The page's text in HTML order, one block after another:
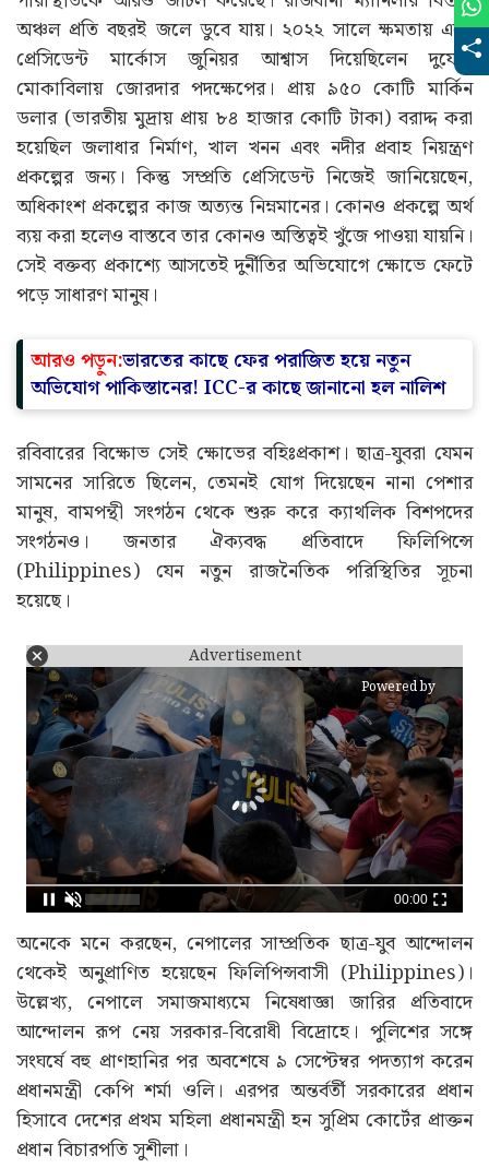
অঞ্চল প্রতি বছরই জলে ডুবে যায়। ২০২২ সালে ক্ষমতায় এসে
প্রেসিডেন্ট মার্কোস জুনিয়র আশ্বাস দিয়েছিলেন দুর্যোগ
মোকাবিলায় জোরদার পদক্ষেপের। প্রায় ৯৫০ কোটি মার্কিন
ডলার (ভারতীয় মুদ্রায় প্রায় ৮৪ হাজার কোটি টাকা) বরাদ্দ করা
হয়েছিল জলাধার নির্মাণ, খাল খনন এবং নদীর প্রবাহ নিয়ন্ত্রণ
প্রকল্পের জন্য। কিন্তু সম্প্রতি প্রেসিডেন্ট নিজেই জানিয়েছেন,
অধিকাংশ প্রকল্পের কাজ অত্যন্ত নিম্নমানের। কোনও প্রকল্পে অর্থ
ব্যয় করা হলেও বাস্তবে তার কোনও অস্তিত্বই খুঁজে পাওয়া যায়নি।
সেই বক্তব্য প্রকাশ্যে আসতেই দুর্নীতির অভিযোগে ক্ষোভে ফেটে
পড়ে সাধারণ মানুষ।
আরও পড়ুন:ভারতের কাছে ফের পরাজিত হয়ে নতুন
অভিযোগ পাকিস্তানের! ICC-র কাছে জানানো হল নালিশ
রবিবারের বিক্ষোভ সেই ক্ষোভের বহিঃপ্রকাশ। ছাত্র-যুবরা যেমন
সামনের সারিতে ছিলেন, তেমনই যোগ দিয়েছেন নানা পেশার
মানুষ, বামপন্থী সংগঠন থেকে শুরু করে ক্যাথলিক বিশপদের
সংগঠনও। জনতার ঐক্যবদ্ধ প্রতিবাদে ফিলিপিন্সে
(Philippines) যেন নতুন রাজনৈতিক পরিস্থিতির সূচনা
হয়েছে।
Advertisement
Powered by
00:00
অনেকে মনে করছেন, নেপালের সাম্প্রতিক ছাত্র-যুব আন্দোলন
থেকেই অনুপ্রাণিত হয়েছেন ফিলিপিন্সবাসী (Philippines)।
উল্লেখ্য, নেপালে সমাজমাধ্যমে নিষেধাজ্ঞা জারির প্রতিবাদে
আন্দোলন রূপ নেয় সরকার-বিরোধী বিদ্রোহে। পুলিশের সঙ্গে
সংঘর্ষে বহু প্রাণহানির পর অবশেষে ৯ সেপ্টেম্বর পদত্যাগ করেন
প্রধানমন্ত্রী কেপি শর্মা ওলি। এরপর অন্তর্বর্তী সরকারের প্রধান
হিসাবে দেশের প্রথম মহিলা প্রধানমন্ত্রী হন সুপ্রিম কোর্টের প্রাক্তন
প্রধান বিচারপতি সুশীলা।